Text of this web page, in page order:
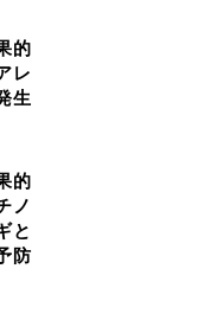
的
レ
生
的
ノ
と
防